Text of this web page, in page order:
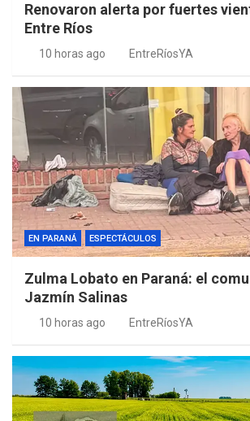
Renovaron alerta por fuertes
Entre Ríos
10 horas ago EntreRíosYA
EN PARANÁ ESPECTÁCULOS
Zulma Lobato en Paraná: el
Jazmín Salinas
10 horas ago EntreRíosYA